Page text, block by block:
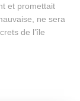
et promettait
ne sera
de l’île